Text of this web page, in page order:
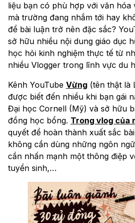
liệu bạn có phù hợp với văn hóa
mà trường đang nhắm tới hay
để bài luận trở nên đặc sắc?
sở hữu nhiều nội dung giáo dục
học hỏi kinh nghiệm thực tế từ
nhiều Vlogger trong lĩnh vực du
Kênh YouTube Vừng (tên thật là
được biết đến nhiều khi bạn gái
Đại học Cornell (Mỹ) và sở hữu
đồng học bổng. Trong vlog của
quyết để hoàn thành xuất sắc
không cần dùng những ngôn
cần nhấn mạnh một thông điệp
tuyển sinh,…